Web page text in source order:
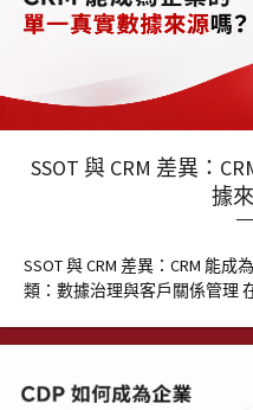
SSOT 與 CRM 差異：
據
SSOT 與 CRM 差異：CRM 能
類：數據治理與客戶關係管理